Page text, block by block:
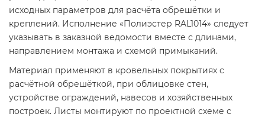
исходных параметров для расчёта обрешётки и
креплений. Исполнение «Полиэстер RAL1014» следует
указывать в заказной ведомости вместе с длинами,
направлением монтажа и схемой примыканий.
Материал применяют в кровельных покрытиях с
расчётной обрешёткой, при облицовке стен,
устройстве ограждений, навесов и хозяйственных
построек. Листы монтируют по проектной схеме с